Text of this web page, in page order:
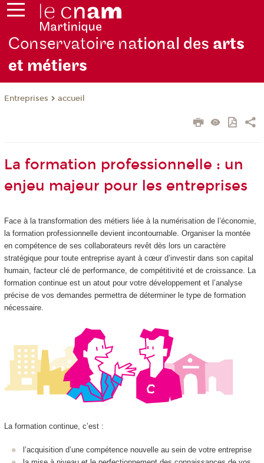
Conservatoire national des arts
et métiers
Entreprises accueil
La formation professionnelle : un
enjeu majeur pour les entreprises
Face à la transformation des métiers liée à la numérisation de l’économie,
la formation professionnelle devient incontournable. Organiser la montée
en compétence de ses collaborateurs revêt dès lors un caractère
stratégique pour toute entreprise ayant à cœur d’investir dans son capital
humain, facteur clé de performance, de compétitivité et de croissance. La
formation continue est un atout pour votre développement et l’analyse
précise de vos demandes permettra de déterminer le type de formation
nécessaire.
La formation continue, c’est :
l’acquisition d’une compétence nouvelle au sein de votre entreprise